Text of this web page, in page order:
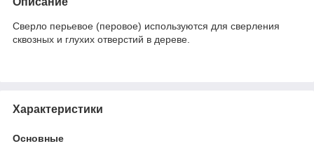
Сверло перьевое (перовое) используются для сверления
сквозных и глухих отверстий в дереве.
Характеристики
Основные